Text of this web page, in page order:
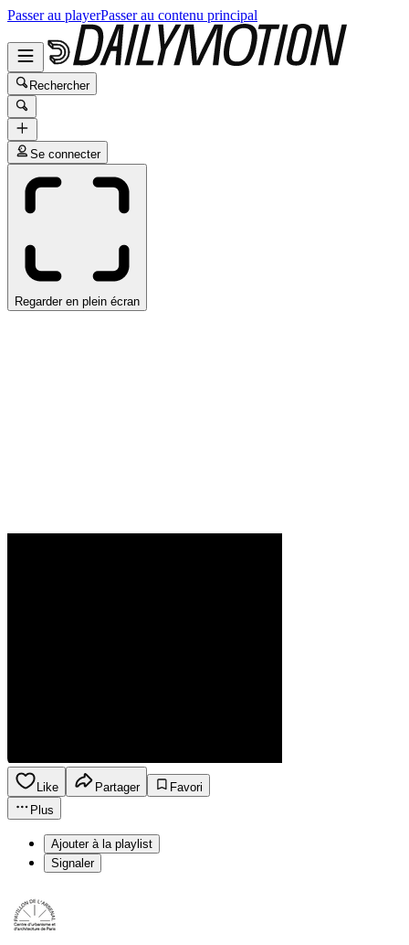
Passer au playerPasser au contenu principal
Rechercher
Se connecter
Regarder en plein écran
Like Partager
Favori
Plus
Ajouter à la playlist
Signaler